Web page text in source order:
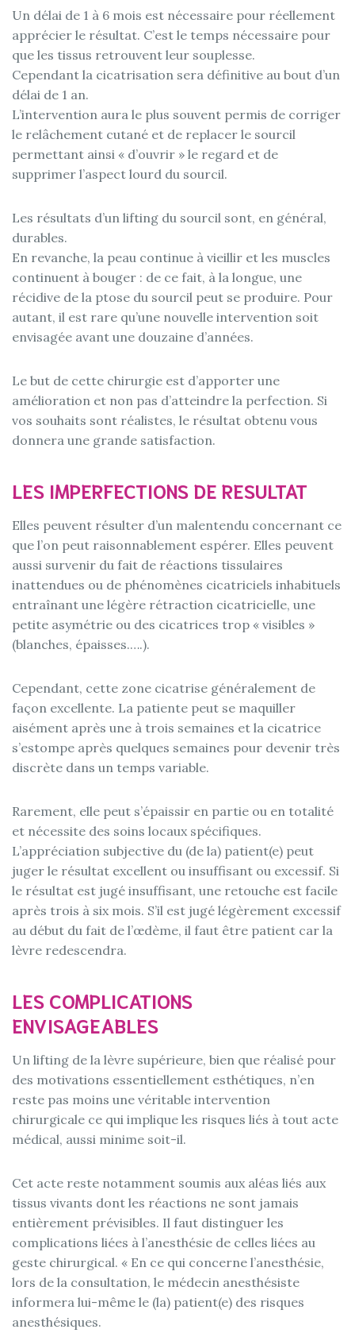
Un délai de 1 à 6 mois est nécessaire pour réellement
apprécier le résultat. C’est le temps nécessaire pour
que les tissus retrouvent leur souplesse.
Cependant la cicatrisation sera définitive au bout d’un
délai de 1 an.
L’intervention aura le plus souvent permis de corriger
le relâchement cutané et de replacer le sourcil
permettant ainsi « d’ouvrir » le regard et de
supprimer l’aspect lourd du sourcil.
Les résultats d’un lifting du sourcil sont, en général,
durables.
En revanche, la peau continue à vieillir et les muscles
continuent à bouger : de ce fait, à la longue, une
récidive de la ptose du sourcil peut se produire. Pour
autant, il est rare qu’une nouvelle intervention soit
envisagée avant une douzaine d’années.
Le but de cette chirurgie est d’apporter une
amélioration et non pas d’atteindre la perfection. Si
vos souhaits sont réalistes, le résultat obtenu vous
donnera une grande satisfaction.
LES IMPERFECTIONS DE RESULTAT
Elles peuvent résulter d’un malentendu concernant ce
que l’on peut raisonnablement espérer. Elles peuvent
aussi survenir du fait de réactions tissulaires
inattendues ou de phénomènes cicatriciels inhabituels
entraînant une légère rétraction cicatricielle, une
petite asymétrie ou des cicatrices trop « visibles »
(blanches, épaisses.….).
Cependant, cette zone cicatrise généralement de
façon excellente. La patiente peut se maquiller
aisément après une à trois semaines et la cicatrice
s’estompe après quelques semaines pour devenir très
discrète dans un temps variable.
Rarement, elle peut s’épaissir en partie ou en totalité
et nécessite des soins locaux spécifiques.
L’appréciation subjective du (de la) patient(e) peut
juger le résultat excellent ou insuffisant ou excessif. Si
le résultat est jugé insuffisant, une retouche est facile
après trois à six mois. S’il est jugé légèrement excessif
au début du fait de l’œdème, il faut être patient car la
lèvre redescendra.
LES COMPLICATIONS
ENVISAGEABLES
Un lifting de la lèvre supérieure, bien que réalisé pour
des motivations essentiellement esthétiques, n’en
reste pas moins une véritable intervention
chirurgicale ce qui implique les risques liés à tout acte
médical, aussi minime soit-il.
Cet acte reste notamment soumis aux aléas liés aux
tissus vivants dont les réactions ne sont jamais
entièrement prévisibles. Il faut distinguer les
complications liées à l’anesthésie de celles liées au
geste chirurgical. « En ce qui concerne l’anesthésie,
lors de la consultation, le médecin anesthésiste
informera lui-même le (la) patient(e) des risques
anesthésiques.